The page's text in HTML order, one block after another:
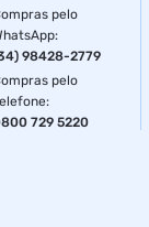
pelo
:
98428-2779
pelo
:
729 5220